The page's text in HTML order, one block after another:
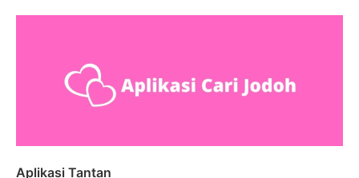
Aplikasi Tantan